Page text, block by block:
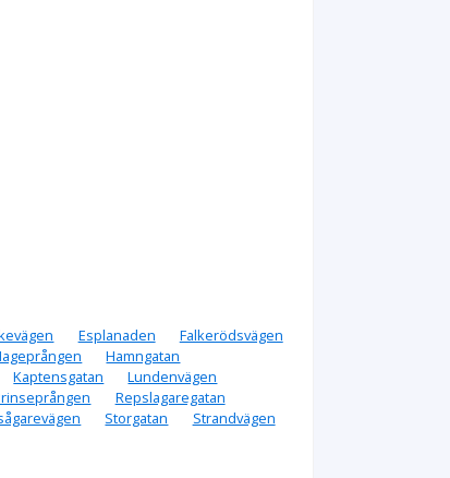
Esplanaden
Falkerödsvägen
Hamngatan
Kaptensgatan
Lundenvägen
Repslagaregatan
Storgatan
Strandvägen